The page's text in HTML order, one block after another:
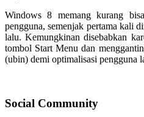
Windows 8 memang kurang
pengguna, semenjak pertama kali
lalu. Kemungkinan disebabkan
tombol Start Menu dan
(ubin) demi optimalisasi pengguna
Social Community